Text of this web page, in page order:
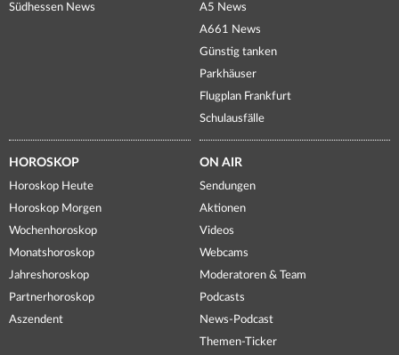
Südhessen News
A5 News
A661 News
Günstig tanken
Parkhäuser
Flugplan Frankfurt
Schulausfälle
HOROSKOP
Horoskop Heute
Horoskop Morgen
Wochenhoroskop
Monatshoroskop
Jahreshoroskop
Partnerhoroskop
Aszendent
ON AIR
Sendungen
Aktionen
Videos
Webcams
Moderatoren & Team
Podcasts
News-Podcast
Themen-Ticker